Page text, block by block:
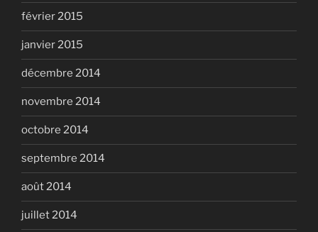
février 2015
janvier 2015
décembre 2014
novembre 2014
octobre 2014
septembre 2014
août 2014
juillet 2014